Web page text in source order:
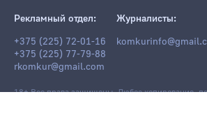
Рекламный отдел:
+375 (225) 72-01-16
+375 (225) 77-79-88
rkomkur@gmail.com
Журналисты:
18+ Все права защищены. Любое копирование,